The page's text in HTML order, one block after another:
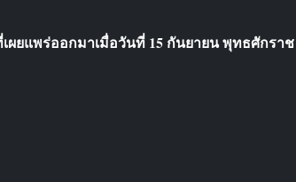
ยแพร่ออกมาเมื่อวันที่ 15 กันยายน พุทธศักรา